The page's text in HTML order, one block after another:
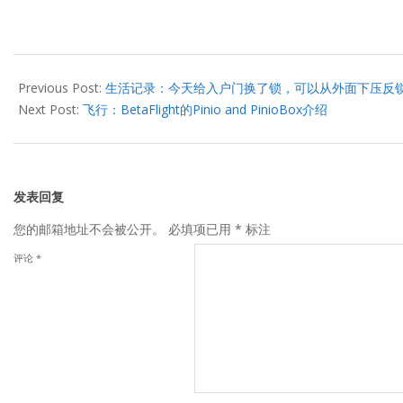
07-
22
Previous Post: 生活记录：今天给入户门换了锁，可以从外面下压反
Next Post: 飞行：BetaFlight的Pinio and PinioBox介绍
发表回复
您的邮箱地址不会被公开。
必填项已用 * 标注
评论 *